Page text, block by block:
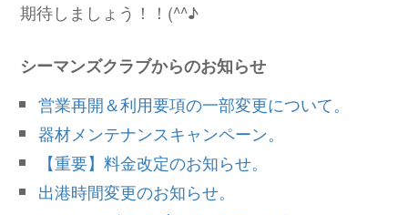
期待しましょう！！(^^♪
シーマンズクラブからのお知らせ
営業再開＆利用要項の一部変更について。
器材メンテナンスキャンペーン。
【重要】料金改定のお知らせ。
出港時間変更のお知らせ。